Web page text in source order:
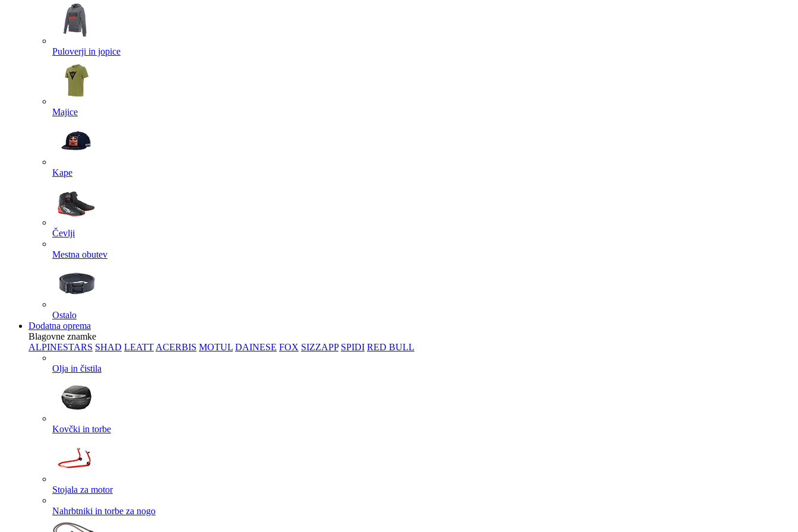
Puloverji in jopice
Majice
Kape
Čevlji
Mestna obutev
Ostalo
Dodatna oprema
Blagovne znamke
ALPINESTARS SHAD LEATT ACERBIS MOTUL DAINESE FOX SIZZAPP SPIDI RED BULL
Olja in čistila
Kovčki in torbe
Stojala za motor
Nahrbtniki in torbe za nogo